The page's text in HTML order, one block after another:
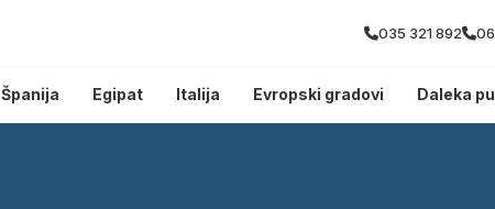
035 321 892
Španija Egipat Italija Evropski gradovi Daleka